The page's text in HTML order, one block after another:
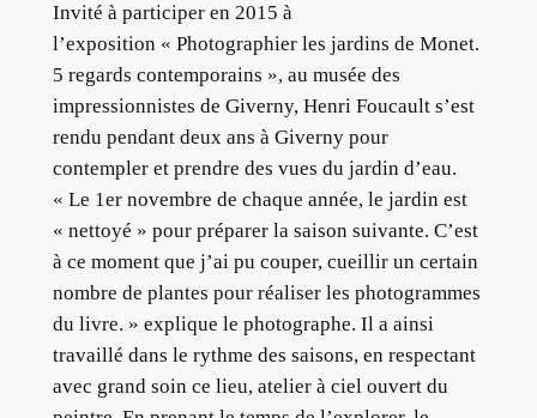
Invité à participer en 2015 à
l’exposition « Photographier les jardins de Monet.
5 regards contemporains », au musée des
impressionnistes de Giverny, Henri Foucault s’est
rendu pendant deux ans à Giverny pour
contempler et prendre des vues du jardin d’eau.
« Le 1er novembre de chaque année, le jardin est
« nettoyé » pour préparer la saison suivante. C’est
à ce moment que j’ai pu couper, cueillir un certain
nombre de plantes pour réaliser les photogrammes
du livre. » explique le photographe. Il a ainsi
travaillé dans le rythme des saisons, en respectant
avec grand soin ce lieu, atelier à ciel ouvert du